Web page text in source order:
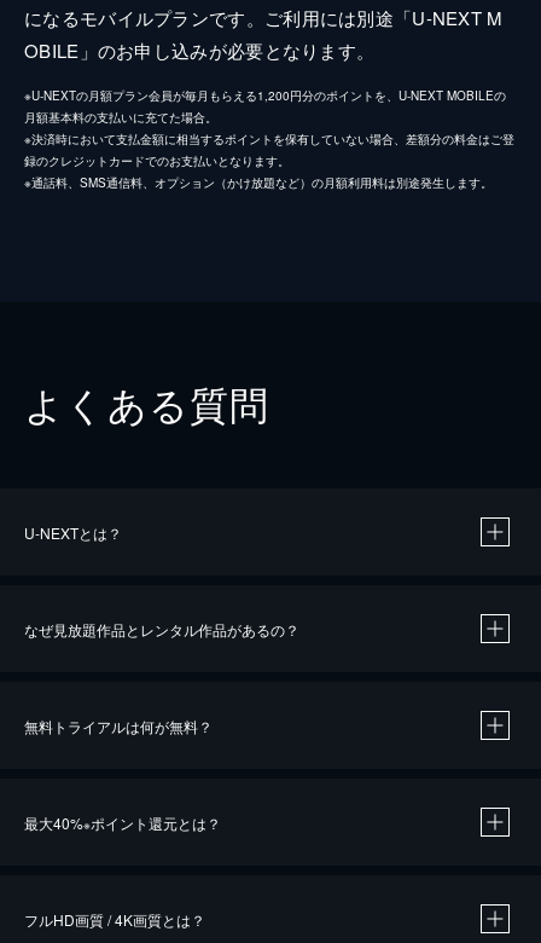
になるモバイルプランです。ご利用には別途「U-NEXT M
OBILE」のお申し込みが必要となります。
※U-NEXTの月額プラン会員が毎月もらえる1,200円分のポイントを、U-NEXT MOBILEの
月額基本料の支払いに充てた場合。
※決済時において支払金額に相当するポイントを保有していない場合、差額分の料金はご登
録のクレジットカードでのお支払いとなります。
※通話料、SMS通信料、オプション（かけ放題など）の月額利用料は別途発生します。
よくある質問
U-NEXTとは？
なぜ見放題作品とレンタル作品があるの？
無料トライアルは何が無料？
最大40%※ポイント還元とは？
フルHD画質 / 4K画質とは？